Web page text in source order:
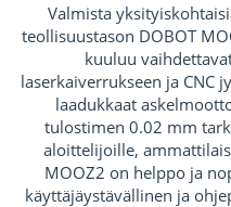
Valmista
teollisuustason DOBOT
kuuluu
laserkaiverrukseen ja CNC
laadukkaat
tulostimen 0.02 mm
aloittelijoille,
MOOZ2 on helppo ja
käyttäjäystävällinen ja